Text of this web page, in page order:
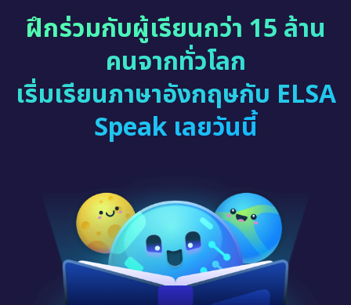
ฝึกร่วมกับผู้เรียนกว่า 15 ล้าน
คนจากทั่วโลก
เริ่มเรียนภาษาอังกฤษกับ ELSA
Speak เลยวันนี้